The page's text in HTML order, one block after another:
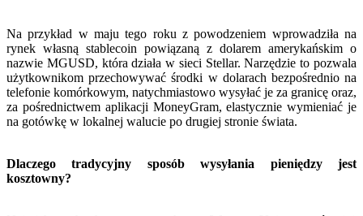
Na przykład w maju tego roku z powodzeniem wprowadziła na
rynek własną stablecoin powiązaną z dolarem amerykańskim o
nazwie MGUSD, która działa w sieci Stellar. Narzędzie to pozwala
użytkownikom przechowywać środki w dolarach bezpośrednio na
telefonie komórkowym, natychmiastowo wysyłać je za granicę oraz,
za pośrednictwem aplikacji MoneyGram, elastycznie wymieniać je
na gotówkę w lokalnej walucie po drugiej stronie świata.
Dlaczego tradycyjny sposób wysyłania pieniędzy jest
kosztowny?